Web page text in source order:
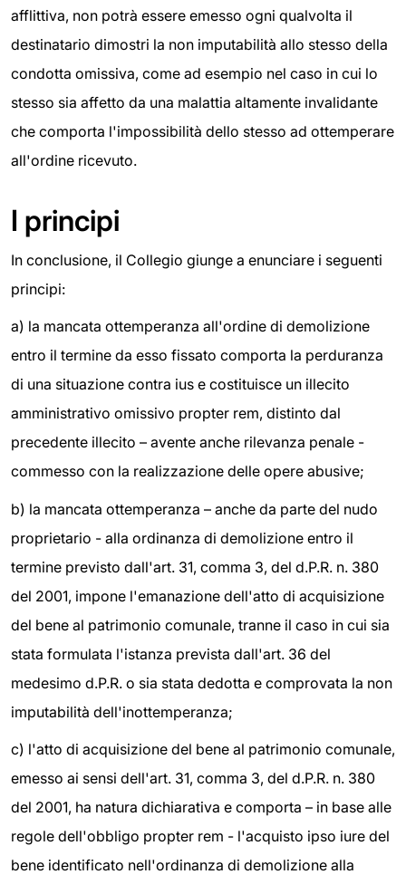
afflittiva, non potrà essere emesso ogni qualvolta il
destinatario dimostri la non imputabilità allo stesso della
condotta omissiva, come ad esempio nel caso in cui lo
stesso sia affetto da una malattia altamente invalidante
che comporta l'impossibilità dello stesso ad ottemperare
all'ordine ricevuto.
I principi
In conclusione, il Collegio giunge a enunciare i seguenti
principi:
a) la mancata ottemperanza all'ordine di demolizione
entro il termine da esso fissato comporta la perduranza
di una situazione contra ius e costituisce un illecito
amministrativo omissivo propter rem, distinto dal
precedente illecito – avente anche rilevanza penale -
commesso con la realizzazione delle opere abusive;
b) la mancata ottemperanza – anche da parte del nudo
proprietario - alla ordinanza di demolizione entro il
termine previsto dall'art. 31, comma 3, del d.P.R. n. 380
del 2001, impone l'emanazione dell'atto di acquisizione
del bene al patrimonio comunale, tranne il caso in cui sia
stata formulata l'istanza prevista dall'art. 36 del
medesimo d.P.R. o sia stata dedotta e comprovata la non
imputabilità dell'inottemperanza;
c) l'atto di acquisizione del bene al patrimonio comunale,
emesso ai sensi dell'art. 31, comma 3, del d.P.R. n. 380
del 2001, ha natura dichiarativa e comporta – in base alle
regole dell'obbligo propter rem - l'acquisto ipso iure del
bene identificato nell'ordinanza di demolizione alla